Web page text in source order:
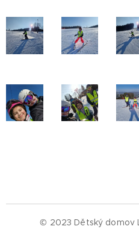
© 2023 Dětský domov